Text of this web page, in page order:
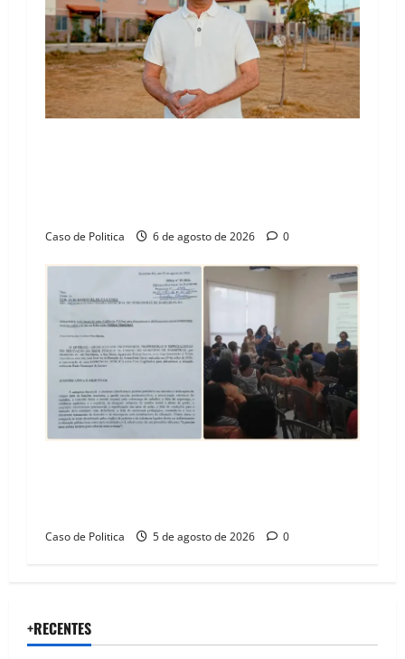
Caso de Politica 6 de agosto de 2026 0
Caso de Politica 5 de agosto de 2026 0
+RECENTES